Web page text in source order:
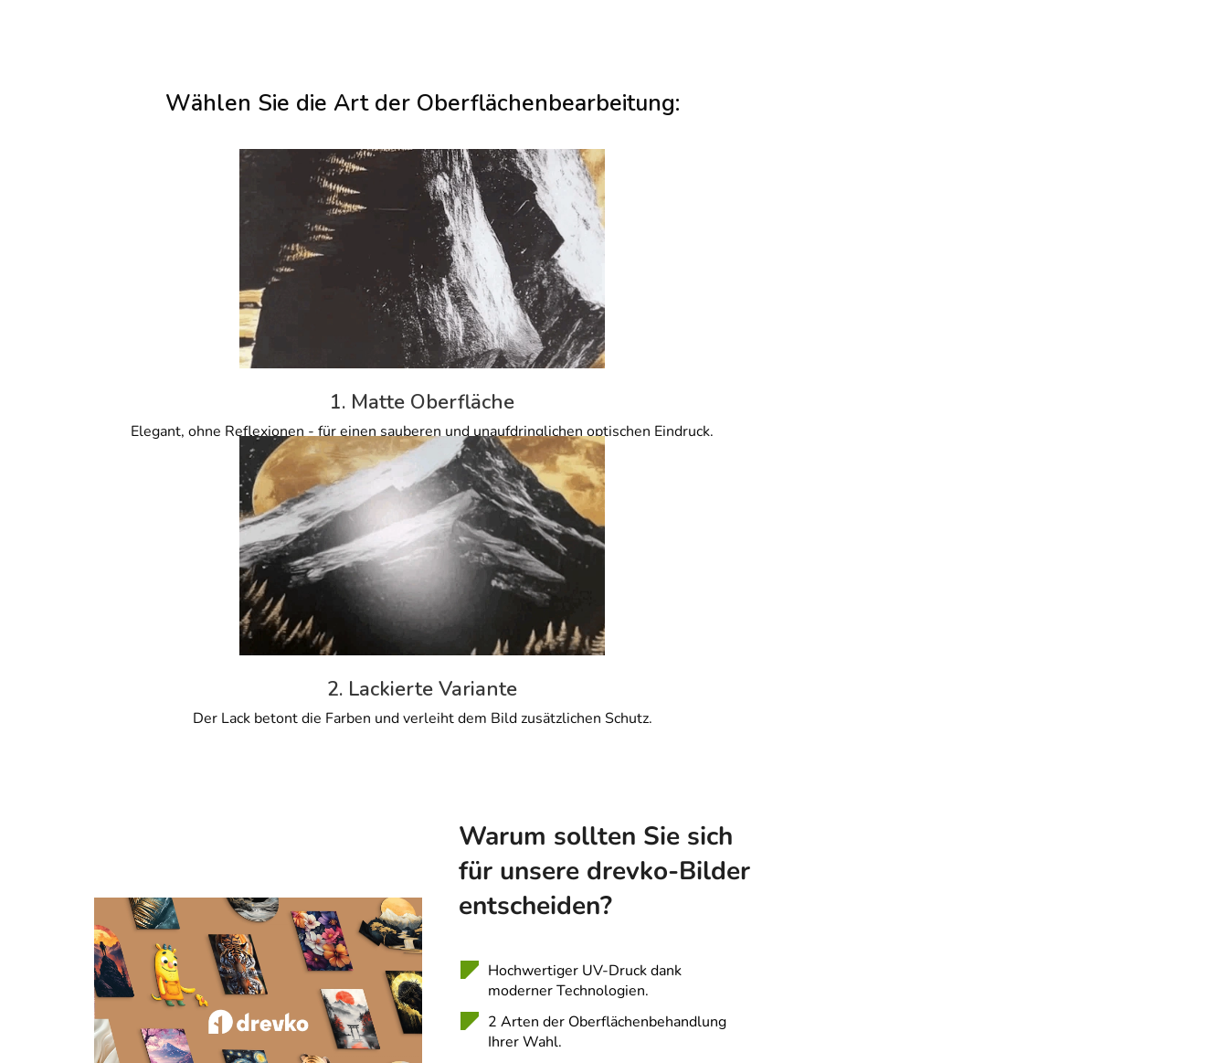
Wählen Sie die Art der Oberflächenbearbeitung:
1. Matte Oberfläche
Elegant, ohne Reflexionen - für einen sauberen und unaufdringlichen optischen Eindruck.
2. Lackierte Variante
Der Lack betont die Farben und verleiht dem Bild zusätzlichen Schutz.
Warum sollten Sie sich
für unsere drevko-Bilder
entscheiden?
Hochwertiger UV-Druck dank
moderner Technologien.
2 Arten der Oberflächenbehandlung
Ihrer Wahl.